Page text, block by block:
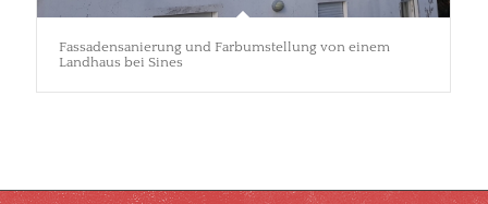
Fassadensanierung und Farbumstellung von einem
Landhaus bei Sines